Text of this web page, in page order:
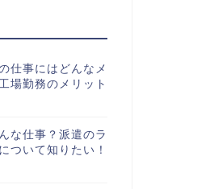
仕事にはどんなメ
場勤務のメリット
な仕事？派遣のラ
ついて知りたい！